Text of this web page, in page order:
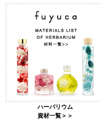
ハーバリウム
資材一覧＞＞